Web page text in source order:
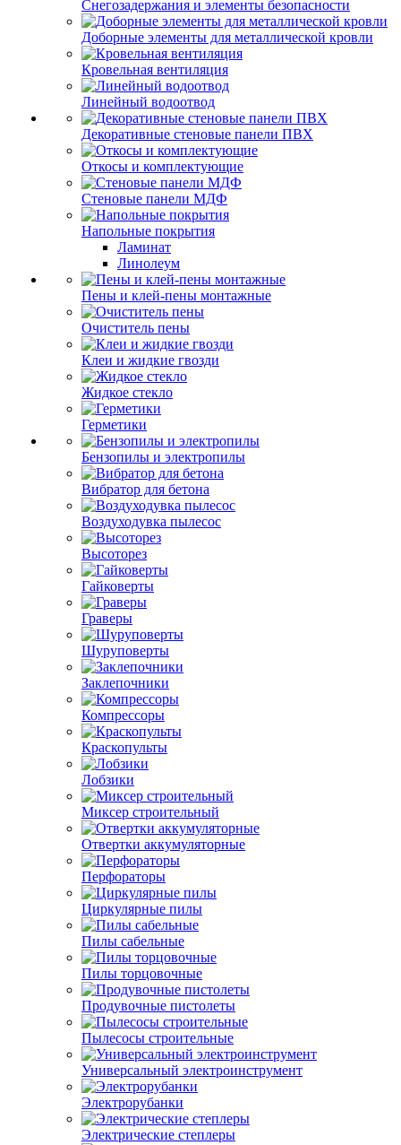
Снегозадержания и элементы безопасности
Доборные элементы для металлической кровли
Кровельная вентиляция
Линейный водоотвод
Декоративные стеновые панели ПВХ
Откосы и комплектующие
Стеновые панели МДФ
Напольные покрытия
Ламинат
Линолеум
Пены и клей-пены монтажные
Очиститель пены
Клеи и жидкие гвозди
Жидкое стекло
Герметики
Бензопилы и электропилы
Вибратор для бетона
Воздуходувка пылесос
Высоторез
Гайковерты
Граверы
Шуруповерты
Заклепочники
Компрессоры
Краскопульты
Лобзики
Миксер строительный
Отвертки аккумуляторные
Перфораторы
Циркулярные пилы
Пилы сабельные
Пилы торцовочные
Продувочные пистолеты
Пылесосы строительные
Универсальный электроинструмент
Электрорубанки
Электрические степлеры